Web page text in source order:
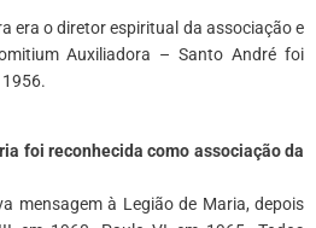
era o diretor espiritual da associação e
Auxiliadora – Santo André foi
foi reconhecida como associação da
mensagem à Legião de Maria, depois